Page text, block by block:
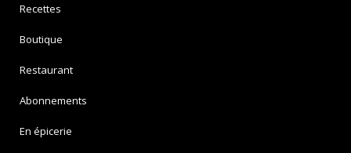
Recettes
Boutique
Restaurant
Abonnements
En épicerie